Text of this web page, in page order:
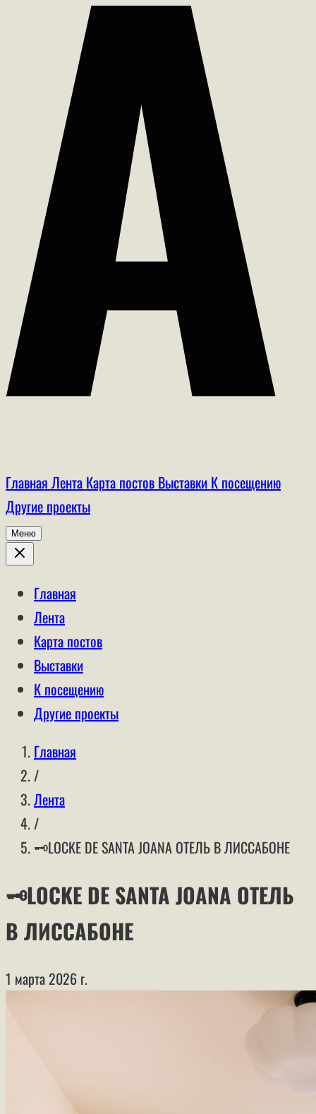
Главная Лента Карта постов Выставки К посещению
Другие проекты
Меню
Главная
Лента
Карта постов
Выставки
К посещению
Другие проекты
Главная
/
Лента
/
🗝LOCKE DE SANTA JOANA ОТЕЛЬ В ЛИССАБОНЕ
🗝LOCKE DE SANTA JOANA ОТЕЛЬ
В ЛИССАБОНЕ
1 марта 2026 г.